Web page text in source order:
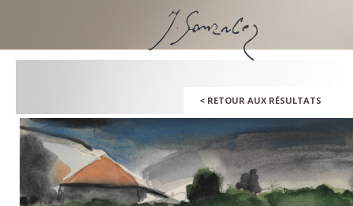
ALLER
< RETOUR AUX RÉSULTATS